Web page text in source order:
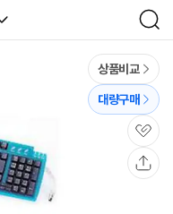
검
색
상품비교
대량구매
관
심